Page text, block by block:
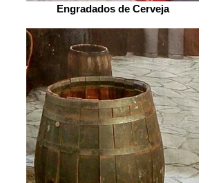
Engradados de Cerveja